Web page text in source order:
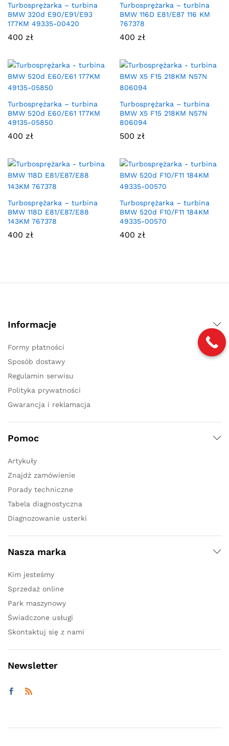
Turbosprężarka – turbina
BMW 320d E90/E91/E93
177KM 49335-00420
400 zł
Turbosprężarka – turbina
BMW 116D E81/E87 116 KM
767378
400 zł
Turbosprężarka – turbina
BMW 520d E60/E61 177KM
49135-05850
400 zł
Turbosprężarka – turbina
BMW X5 F15 218KM N57N
806094
500 zł
Turbosprężarka – turbina
BMW 118D E81/E87/E88
143KM 767378
400 zł
Turbosprężarka – turbina
BMW 520d F10/F11 184KM
49335-00570
400 zł
Informacje
Formy płatności
Sposób dostawy
Regulamin serwisu
Polityka prywatności
Gwarancja i reklamacja
Pomoc
Artykuły
Znajdź zamówienie
Porady techniczne
Tabela diagnostyczna
Diagnozowanie usterki
Nasza marka
Kim jesteśmy
Sprzedaż online
Park maszynowy
Świadczone usługi
Skontaktuj się z nami
Newsletter